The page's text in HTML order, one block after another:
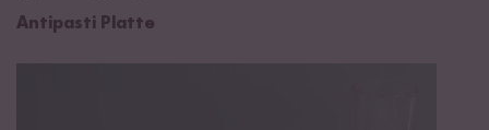
Antipasti Platte